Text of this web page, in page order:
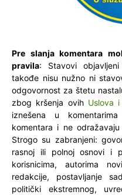
Pre slanja komentara
pravila: Stavovi
takođe nisu nužno ni
odgovornost za štetu
zbog kršenja ovih Uslova
iznešena u
komentara i ne
Strogo su zabranjeni:
rasnoj ili polnoj osnovi i
korisnicima, autorima
redakcije, postavljanje
politički ekstremnog,